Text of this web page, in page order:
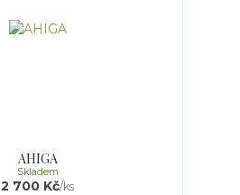
AHIGA
2 700 Kč/ks
Skladem